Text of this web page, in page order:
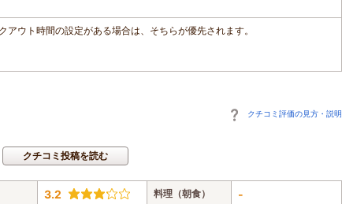
ウト時間の設定がある場合は、そちらが優先されます。
クチコミ評価の見方・説明
クチコミ投稿を読む
3.2 料理（朝食） -